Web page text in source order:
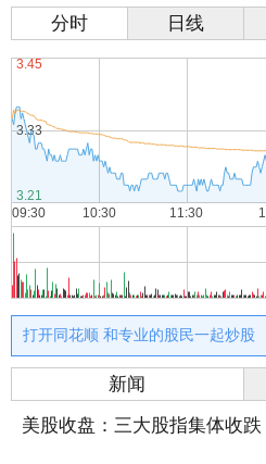
分时 日线
打开同花顺 和专业的股民一起炒股
新闻
美股收盘：三大股指集体收跌